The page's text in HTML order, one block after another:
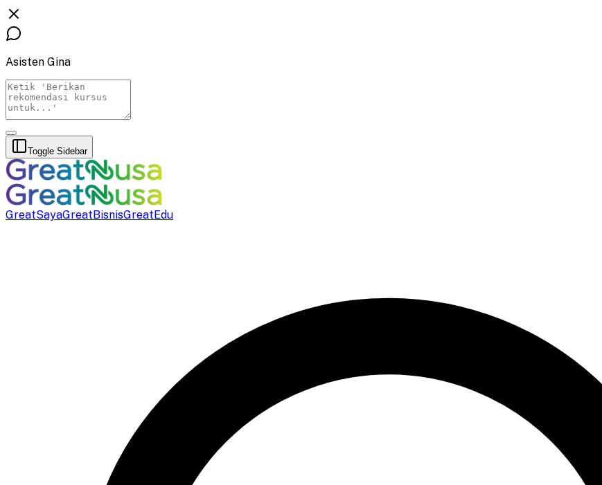
Asisten Gina
Toggle Sidebar
GreatSayaGreatBisnisGreatEdu